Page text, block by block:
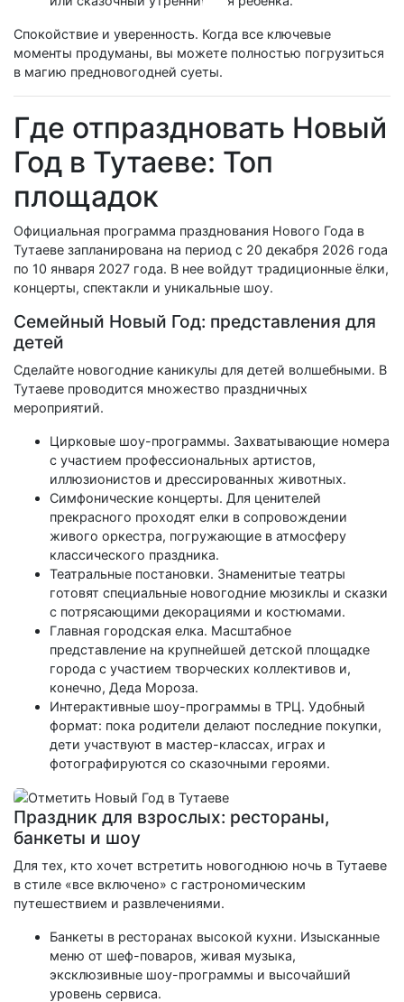
Спокойствие и уверенность. Когда все ключевые
моменты продуманы, вы можете полностью погрузиться
в магию предновогодней суеты.
Где отпраздновать Новый
Год в Тутаеве: Топ
площадок
Официальная программа празднования Нового Года в
Тутаеве запланирована на период с 20 декабря 2026 года
по 10 января 2027 года. В нее войдут традиционные ёлки,
концерты, спектакли и уникальные шоу.
Семейный Новый Год: представления для
детей
Сделайте новогодние каникулы для детей волшебными. В
Тутаеве проводится множество праздничных
мероприятий.
Цирковые шоу-программы. Захватывающие номера
с участием профессиональных артистов,
иллюзионистов и дрессированных животных.
Симфонические концерты. Для ценителей
прекрасного проходят елки в сопровождении
живого оркестра, погружающие в атмосферу
классического праздника.
Театральные постановки. Знаменитые театры
готовят специальные новогодние мюзиклы и сказки
с потрясающими декорациями и костюмами.
Главная городская елка. Масштабное
представление на крупнейшей детской площадке
города с участием творческих коллективов и,
конечно, Деда Мороза.
Интерактивные шоу-программы в ТРЦ. Удобный
формат: пока родители делают последние покупки,
дети участвуют в мастер-классах, играх и
фотографируются со сказочными героями.
Праздник для взрослых: рестораны,
банкеты и шоу
Для тех, кто хочет встретить новогоднюю ночь в Тутаеве
в стиле «все включено» с гастрономическим
путешествием и развлечениями.
Банкеты в ресторанах высокой кухни. Изысканные
меню от шеф-поваров, живая музыка,
эксклюзивные шоу-программы и высочайший
уровень сервиса.